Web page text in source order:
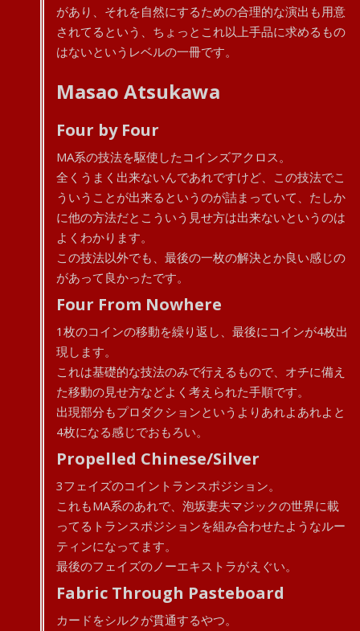
があり、それを自然にするための合理的な演出も用意
されてるという、ちょっとこれ以上手品に求めるもの
はないというレベルの一冊です。
Masao Atsukawa
Four by Four
MA系の技法を駆使したコインズアクロス。
全くうまく出来ないんであれですけど、この技法でこ
ういうことが出来るというのが詰まっていて、たしか
に他の方法だとこういう見せ方は出来ないというのは
よくわかります。
この技法以外でも、最後の一枚の解決とか良い感じの
があって良かったです。
Four From Nowhere
1枚のコインの移動を繰り返し、最後にコインが4枚出
現します。
これは基礎的な技法のみで行えるもので、オチに備え
た移動の見せ方などよく考えられた手順です。
出現部分もプロダクションというよりあれよあれよと
4枚になる感じでおもろい。
Propelled Chinese/Silver
3フェイズのコイントランスポジション。
これもMA系のあれで、泡坂妻夫マジックの世界に載
ってるトランスポジションを組み合わせたようなルー
ティンになってます。
最後のフェイズのノーエキストラがえぐい。
Fabric Through Pasteboard
カードをシルクが貫通するやつ。